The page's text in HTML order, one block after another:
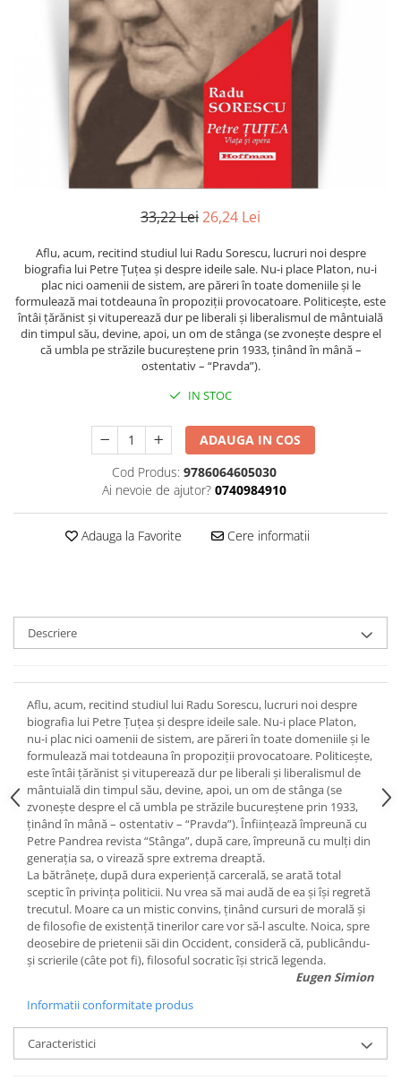
Literatura
Contemporana
Universala
Non-fictiune
Publicistica / Reportaje / Interviuri
Stiinte umaniste
Istorie
Sociologie si filozofie
33,22 Lei26,24 Lei
Aflu, acum, recitind studiul lui Radu Sorescu, lucruri noi despre
biografia lui Petre Ţuţea şi despre ideile sale. Nu-i place Platon, nu-i
plac nici oamenii de sistem, are păreri în toate domeniile şi le
formulează mai totdeauna în propoziţii provocatoare. Politiceşte, este
întâi ţărănist şi vituperează dur pe liberali şi liberalismul de mântuială
din timpul său, devine, apoi, un om de stânga (se zvoneşte despre el
că umbla pe străzile bucureștene prin 1933, ţinând în mână –
ostentativ – “Pravda”).
IN STOC
ADAUGA IN COS
Cod Produs: 9786064605030
Ai nevoie de ajutor? 0740984910
Adauga la Favorite Cere informatii
Descriere
Aflu, acum, recitind studiul lui Radu Sorescu, lucruri noi despre
biografia lui Petre Ţuţea şi despre ideile sale. Nu-i place Platon,
nu-i plac nici oamenii de sistem, are păreri în toate domeniile şi le
formulează mai totdeauna în propoziţii provocatoare. Politiceşte,
este întâi ţărănist şi vituperează dur pe liberali şi liberalismul de
mântuială din timpul său, devine, apoi, un om de stânga (se
zvoneşte despre el că umbla pe străzile bucureștene prin 1933,
ţinând în mână – ostentativ – “Pravda”). Înființează împreună cu
Petre Pandrea revista “Stânga”, după care, împreună cu mulţi din
generaţia sa, o virează spre extrema dreaptă.
La bătrâneţe, după dura experienţă carcerală, se arată total
sceptic în privinţa politicii. Nu vrea să mai audă de ea şi îşi regretă
trecutul. Moare ca un mistic convins, ţinând cursuri de morală şi
de filosofie de existenţă tinerilor care vor să-l asculte. Noica, spre
deosebire de prietenii săi din Occident, consideră că, publicându-
şi scrierile (câte pot fi), filosoful socratic îşi strică legenda.
Eugen Simion
Informatii conformitate produs
Caracteristici